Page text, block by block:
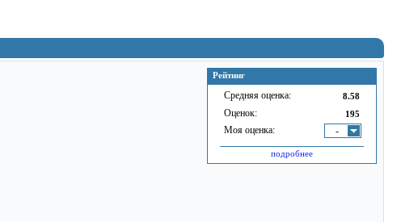
Рейтинг
Средняя оценка: 8.58
Оценок: 195
Моя оценка: -
подробнее